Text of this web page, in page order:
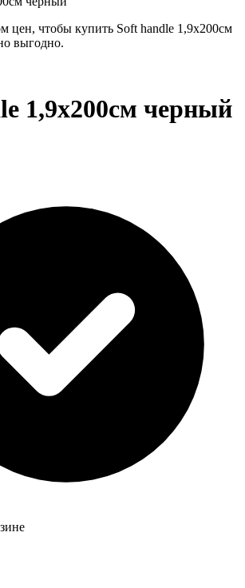
цен, чтобы купить Soft handle 1,9x200см
выгодно.
1,9x200см черный